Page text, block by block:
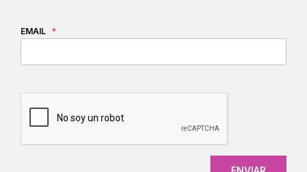
EMAIL *